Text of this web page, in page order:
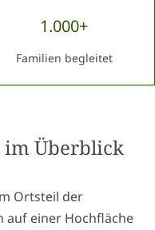
1.000+
Familien begleitet
im Überblick
Ortsteil der
auf einer Hochfläche